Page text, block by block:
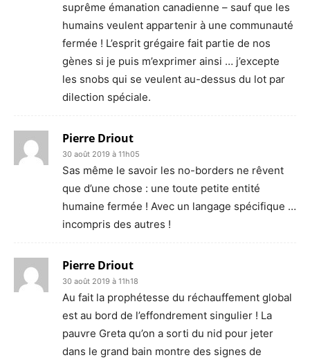
suprême émanation canadienne – sauf que les
humains veulent appartenir à une communauté
fermée ! L’esprit grégaire fait partie de nos
gènes si je puis m’exprimer ainsi … j’excepte
les snobs qui se veulent au-dessus du lot par
dilection spéciale.
Pierre Driout
30 août 2019 à 11h05
Sas même le savoir les no-borders ne rêvent
que d’une chose : une toute petite entité
humaine fermée ! Avec un langage spécifique …
incompris des autres !
Pierre Driout
30 août 2019 à 11h18
Au fait la prophétesse du réchauffement global
est au bord de l’effondrement singulier ! La
pauvre Greta qu’on a sorti du nid pour jeter
dans le grand bain montre des signes de